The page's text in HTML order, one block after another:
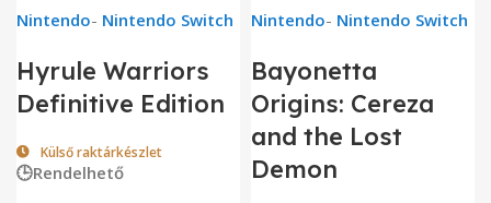
Nintendo- Nintendo Switch
Hyrule Warriors
Definitive Edition
Külső raktárkészlet
🕒Rendelhető
Nintendo- Nintendo Switch
Bayonetta
Origins: Cereza
and the Lost
Demon